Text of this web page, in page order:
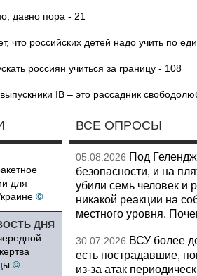
давно пора - 21
что российских детей надо учить по
россиян учиться за границу - 108
IB – это рассадник
для
©
ДНЯ
©
ВСЕ ОПРОСЫ
05.08.2026 Под
безопасности, и на
убили семь человек и
никакой реакции на
местного уровня.
30.07.2026 ВСУ более
есть пострадавшие,
из-за атак